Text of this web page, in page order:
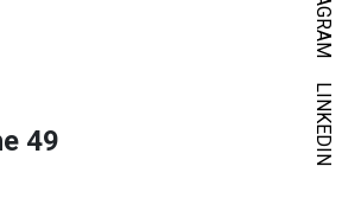
LINKEDIN
49
LE